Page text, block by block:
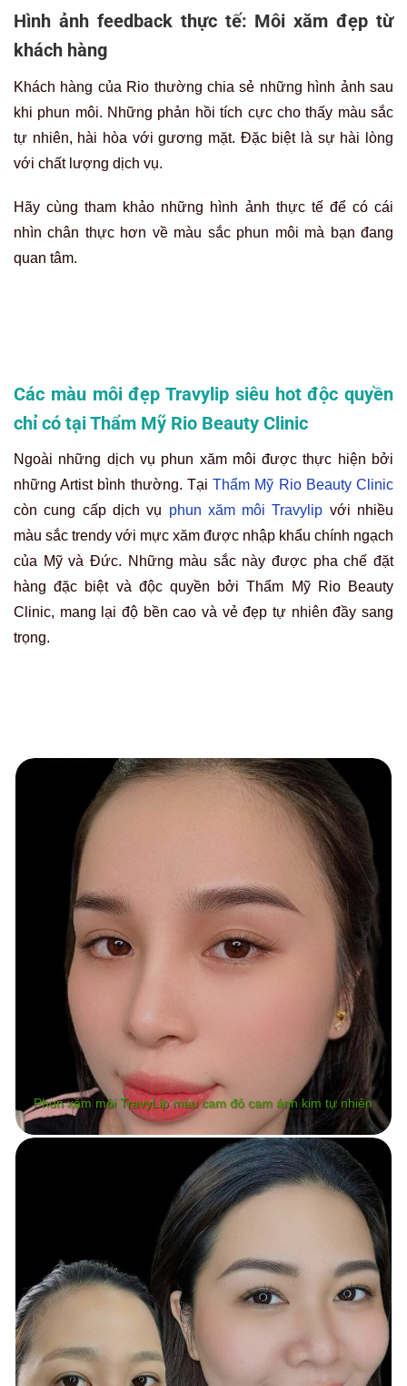
Hình ảnh feedback thực tế: Môi xăm đẹp từ
khách hàng
Khách hàng của Rio thường chia sẻ những hình ảnh sau
khi phun môi. Những phản hồi tích cực cho thấy màu sắc
tự nhiên, hài hòa với gương mặt. Đặc biệt là sự hài lòng
với chất lượng dịch vụ.
Hãy cùng tham khảo những hình ảnh thực tế để có cái
nhìn chân thực hơn về màu sắc phun môi mà bạn đang
quan tâm.
Các màu môi đẹp Travylip siêu hot độc quyền
chỉ có tại Thẩm Mỹ Rio Beauty Clinic
Ngoài những dịch vụ phun xăm môi được thực hiện bởi
những Artist bình thường. TạiThẩm Mỹ Rio Beauty Clinic
còn cung cấp dịch vụ phun xăm môi Travylip với nhiều
màu sắc trendy với mực xăm được nhập khẩu chính ngạch
của Mỹ và Đức. Những màu sắc này được pha chế đặt
hàng đặc biệt và độc quyền bởi Thẩm Mỹ Rio Beauty
Clinic, mang lại độ bền cao và vẻ đẹp tự nhiên đầy sang
trọng.
Phun xăm môi TravyLip màu cam đỏ cam ánh kim tự nhiên